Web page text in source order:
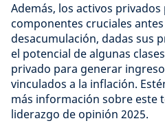
Además, los activos
componentes cruciales
desacumulación, dadas sus
el potencial de algunas
privado para generar
vinculados a la inflación.
más información sobre este
liderazgo de opinión 2025.